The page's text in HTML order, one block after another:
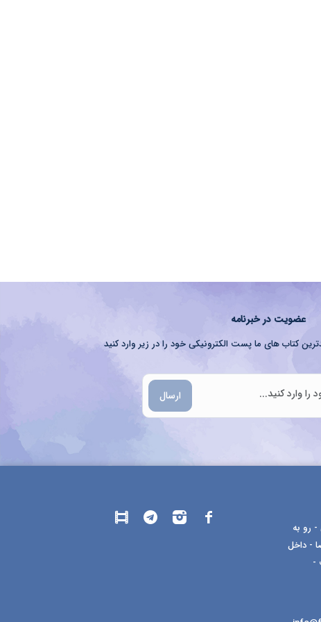
عضویت در خبرنامه
کتاب های ما پست الکترونیکی خود را در زیر وارد کنید
ارسال
- رو به
- داخل
-